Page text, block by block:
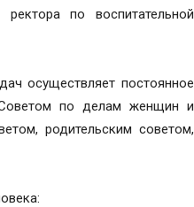
по воспитательной
осуществляет постоянное
Советом по делам женщин и
родительским советом,